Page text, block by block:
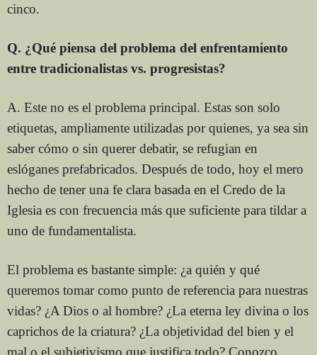
cinco.
Q. ¿Qué piensa del problema del enfrentamiento
entre tradicionalistas vs. progresistas?
A. Este no es el problema principal. Estas son solo
etiquetas, ampliamente utilizadas por quienes, ya sea sin
saber cómo o sin querer debatir, se refugian en
eslóganes prefabricados. Después de todo, hoy el mero
hecho de tener una fe clara basada en el Credo de la
Iglesia es con frecuencia más que suficiente para tildar a
uno de fundamentalista.
El problema es bastante simple: ¿a quién y qué
queremos tomar como punto de referencia para nuestras
vidas? ¿A Dios o al hombre? ¿La eterna ley divina o los
caprichos de la criatura? ¿La objetividad del bien y el
mal o el subjetivismo que justifica todo? Conozco